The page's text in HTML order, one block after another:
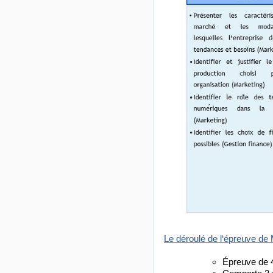
Le déroulé de l‘épreuve de
Épreuve de